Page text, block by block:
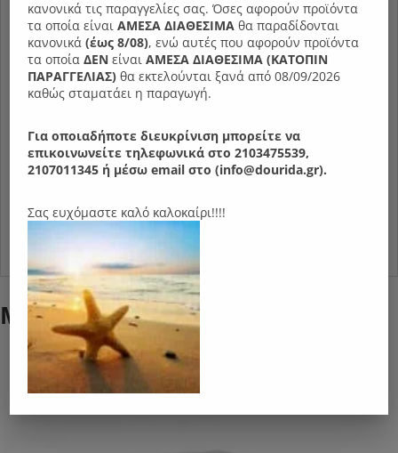
Micromodal™, υλικό με φυσικές και αντιστατικές
ιδιότητες που απορροφά ομοιόμορφα την υγρασία και
βοηθά στη χαλάρωση του μυϊκού συστήματος κατά τον
ύπνο.Οι λεπτές ίνες Tencel Micromodal™, από πρώτη
ύλη οξιάς, απορροφούν ομοιόμορφα την υγρασία και
τον ύπνο.
Τύπος στρώματος
μαλακό 10)
5 μέτριο
Ύψος στρώματος
34 cm
Χρόνια εγγύησης
10
Μπορεί επίσης να σας αρέσει…
κανονικά τις παραγγελίες σας. Όσες αφορούν προϊόντα
τα οποία είναιΑΜΕΣΑ ΔΙΑΘΕΣΙΜΑ θα παραδίδονται
κανονικά(έως 8/08), ενώ αυτές που αφορούν προϊόντα
τα οποίαΔΕΝ είναι ΑΜΕΣΑ ΔΙΑΘΕΣΙΜΑ (ΚΑΤΟΠΙΝ
ΠΑΡΑΓΓΕΛIΑΣ) θα εκτελούνται ξανά από 08/09/2026
καθώς σταματάει η παραγωγή.
Για οποιαδήποτε διευκρίνιση μπορείτε να
επικοινωνείτε τηλεφωνικά στο 2103475539,
2107011345 ή μέσω email στο (info@dourida.gr).
Σας ευχόμαστε καλό καλοκαίρι!!!!